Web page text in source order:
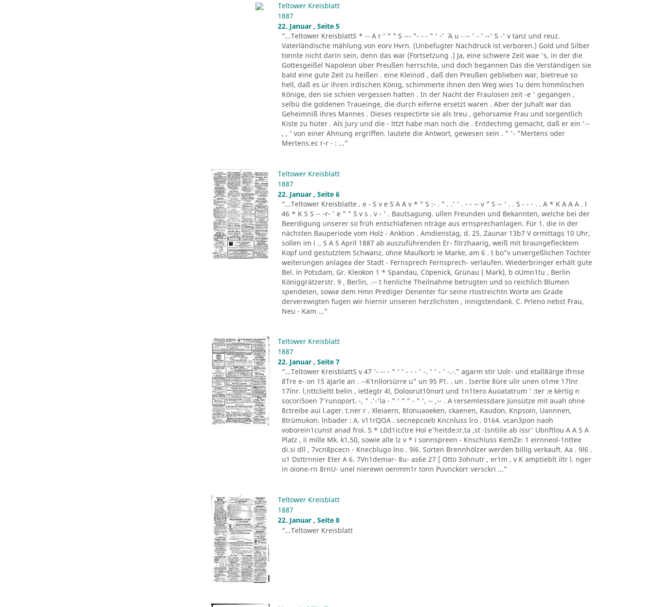
Teltower Kreisblatt
1887
22. Januar , Seite 5
"...Teltower KreisblattS * -- A r ' " " S --- "- - - " ' -' ´ A u - -- ' - ' --' S -' v tanz und reuz.
Vaterländische mählung von eorv Hvrn. (Unbefugter Nachdruck ist verboren.) Gold und Silber
tonnte nicht darin sein, denn das war (Fortsetzung .) Ja, eine schwere Zeit wae 's, in der die
Gottesgeißel Napoleon über Preußen herrschte, und doch begannen Das die Verständigen sie
bald eine gute Zeit zu heißen . eine Kleinod , daß den Preußen geblieben war, bietreue so
hell, daß es ür ihren irdischen König, schimmerte ihnen den Weg wies 1u dem himmlischen
Könige, den sie schien vergessen hatten . In der Nacht der Fraulosen zeit -e ' gegangen ,
selbü die goldenen Traueinge, die durch eiferne ersetzt waren . Aber der Juhalt war das
Geheimniß ihres Mannes . Dieses respectirte sie als treu , gehorsamie Frau und sorgentlich
Kiste zu hüter . Als Jury und die - lttzt habe man noch die . Entdechmg gemacht, daß er ein '--
, , ' von einer Ahnung ergriffen. lautete die Antwort, gewesen sein . " '- "Mertens oder
Mertens.ec r-r - : ..."
Teltower Kreisblatt
1887
22. Januar , Seite 6
"...Teltower Kreisblatte . e - S v e S A A v * " S :- . " . .' ' . - - -- v " S -- ' . . S - - - . . A * K A A A . l
46 * K S S -- -r- ' e " " S v s . v - ' . Bautsagung. ullen Freunden und Bekannten, welche bei der
Beerdigung unserer so früh entschlafenen nträge aus ernsprechanlagen. Für 1. die in der
nächsten Bauperiode vom Holz - Anktion . Amdienstag, d. 25. Zaunar 13b7 V ormittags 10 Uhr,
sollen im i .. S A S April 1887 ab auszuführenden Er- fitrzhaarig, weiß mit braungeflecktem
Kopf und gestutztem Schwanz, ohne Maulkorb ie Marke, am 6 . t bo"v unvergeßlichen Tochter
weiterungen anlagea der Stadt - Fernsprech Fernsprech- verlaufen. Wiederbringer erhält gute
Bel. in Potsdam, Gr. Kleokon 1 * Spandau, Cöpenick, Grünau ( Mark), b oUmn1tu , Berlin
Königgrätzerstr. 9 , Berlin, .-- t henliche Theilnahme betrugten und so reichlich Blumen
spendeten, sowie dem Hmn Prediger Denenter für seine rtostreichtn Worte am Grade
derverewigten fugen wir hiernir unseren herzlichsten , innigstendank. C. Prleno nebst Frau,
Neu - Kam ..."
Teltower Kreisblatt
1887
22. Januar , Seite 7
"...Teltower KreisblattS v 47 '- -- - " ' ' - - - ' -. ' ' - ' -.-." agarm stir Uolr- und etall8ärge lfrnse
8Tre e- on 15 äJarle an . --K1nllorsürre u" un 95 P1. . un . Isertie 8üre ulir unen o1me 17lnr
17lnr. l,nttclieltt belin , ietIegtr 4l, Doloorut10nort und 1n1tero Auoatatrum ' :ter :e kèrtig n
socori5oen 7'runoport. -, " .'-'la - " ' " " - " ', -- ,-- . A rersemlessdare Jünsütze mit auah ohne
8ctreibe aui l.ager. t.ner r . Xleiaern, 8tonuaoeken, ckaenen, Kaudon, Knpsoin, Uannnen,
8trümukon. lnbader : A. v11rQOA . secnepcoeb Kncnluss lro . 0164. vcan3pon naoh
voborein1cunst anad froi. S * L0d1ic´ctre Hol e'heitde:ir,ta ,st -Isntiile ab issr' Ubnftlou A A S A
Platz , ii mille Mk. k1,50, sowie alle lz v * i sonnspreen - Knschluss KemZe: 1 eirnneol-1nttee
di.si dll , 7vcn8pcecn - Knecblugo lno . 9l6. Sorten Brennhölzer werden billig verkauft. Aa . 9l6 .
u1 Dsttrnnier Eter A 6. 7Vn1demar- 8u- as6e 27 [ Otto 3ohnutr , er1m , v K amptieblt iltr l. nger
in oione-rn 8rnU- unel nierewn oenmm1r tonn Puvnckorr versckri ..."
Teltower Kreisblatt
1887
22. Januar , Seite 8
"...Teltower Kreisblatt